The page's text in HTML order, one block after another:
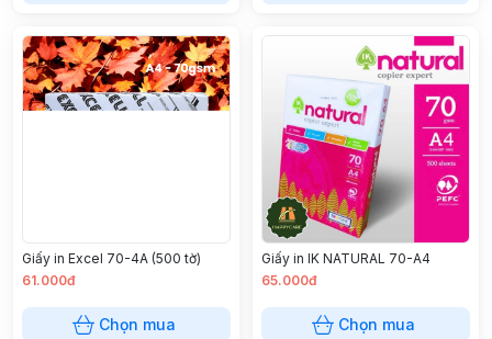
Giấy in Excel 70-4A (500 tờ)
61.000đ
Chọn mua
Giấy in IK NATURAL 70-A4
65.000đ
Chọn mua